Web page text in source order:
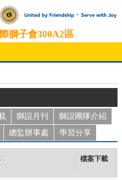
獅子會300A2區
獅誼月刊
獅誼團隊介紹
總監辦事處 學習分享
檔案下載